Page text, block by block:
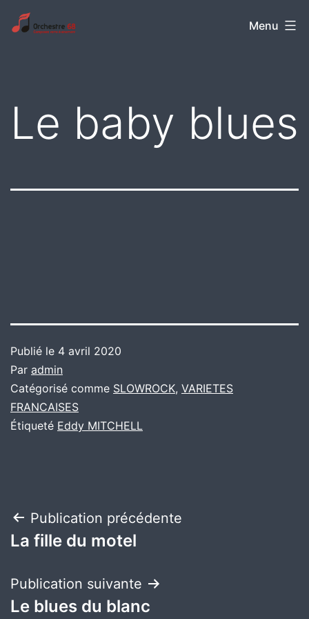
Aller
auOrchestre
Menu
Le baby blues
Publié le 4 avril 2020
Par admin
Catégorisé comme SLOWROCK, VARIETES
FRANCAISES
Étiqueté Eddy MITCHELL
Navigation
de
l’article
Publication précédente
La fille du motel
Publication suivante
Le blues du blanc